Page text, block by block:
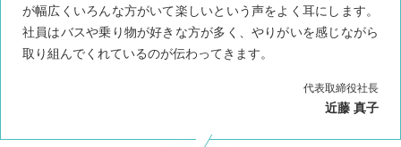
が幅広くいろんな方がいて楽しいという声をよく耳にします。
社員はバスや乗り物が好きな方が多く、やりがいを感じながら
取り組んでくれているのが伝わってきます。
代表取締役社長
近藤 真子